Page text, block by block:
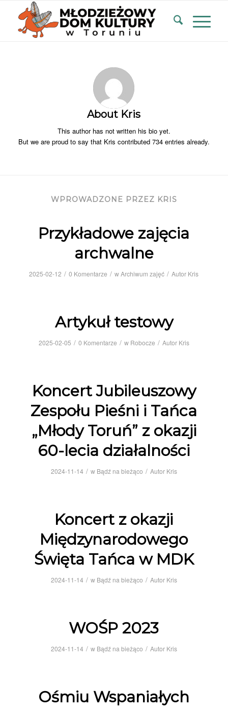
About Kris
This author has not written his bio yet.
But we are proud to say that Kris contributed 734 entries already.
WPROWADZONE PRZEZ KRIS
Przykładowe zajęcia
archwalne
2025-02-12 / 0 Komentarze / wArchiwum zajęć / Autor Kris
Artykuł testowy
2025-02-05 / 0 Komentarze / w Robocze / Autor Kris
Koncert Jubileuszowy
Zespołu Pieśni i Tańca
„Młody Toruń” z okazji
60-lecia działalności
2024-11-14 / w Bądź na bieżąco / Autor Kris
Koncert z okazji
Międzynarodowego
Święta Tańca w MDK
2024-11-14 / w Bądź na bieżąco / Autor Kris
WOŚP 2023
2024-11-14 / w Bądź na bieżąco / Autor Kris
Ośmiu Wspaniałych